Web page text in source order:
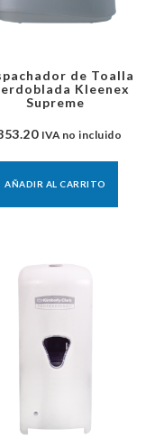
de Toalla
Kleenex
Supreme
IVA no incluido
AÑADIR AL CARRITO